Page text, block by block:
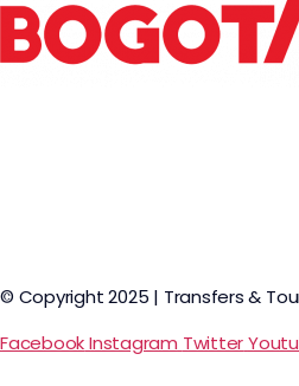
© Copyright 2025 | Transfers &
FacebookInstagram Twitter